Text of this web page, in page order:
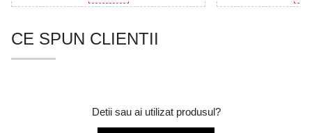
CE SPUN CLIENTII
Detii sau ai utilizat produsul?